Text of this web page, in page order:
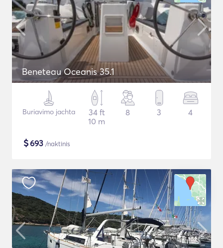
Beneteau Oceanis 35.1
Buriavimo jachta
34 ft
10 m
8 3 4
$693 /naktinis